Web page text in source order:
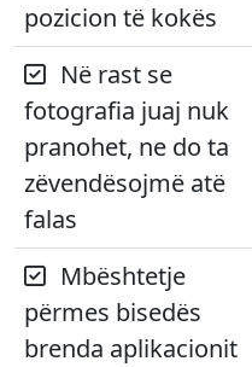
pozicion të kokës
Në rast se
fotografia juaj nuk
pranohet, ne do ta
zëvendësojmë atë
falas
Mbështetje
përmes bisedës
brenda aplikacionit